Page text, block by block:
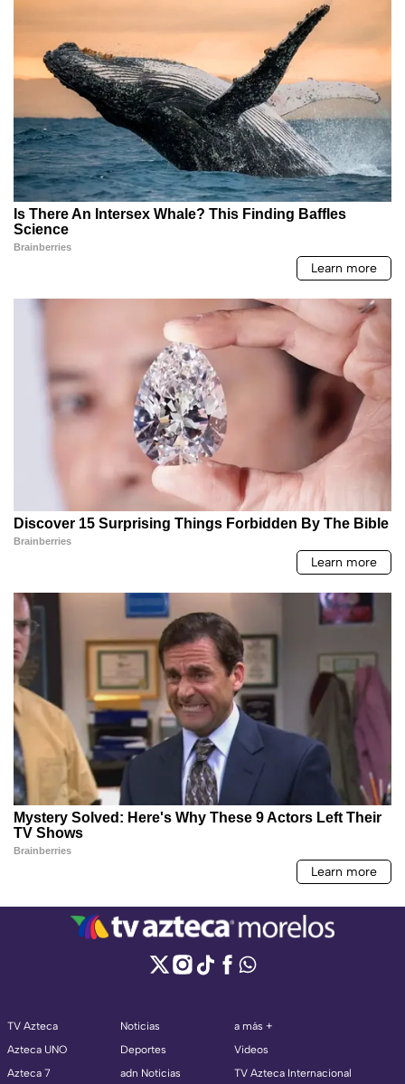
TV Azteca
Azteca UNO
Azteca 7
Noticias
Deportes
adn Noticias
a más +
Videos
TV Azteca Internacional